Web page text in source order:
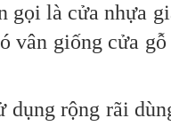
gọi là cửa nhựa
vân giống cửa
rộng rãi